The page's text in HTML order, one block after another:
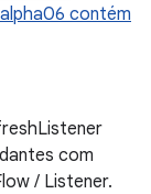
contém
com
/ Listener.